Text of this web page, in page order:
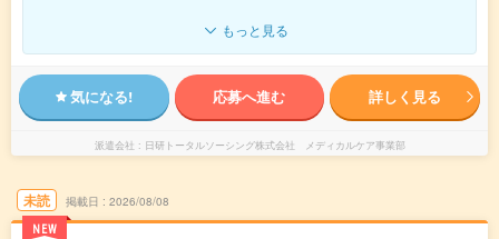
もっと見る
気になる! 応募へ進む 詳しく見る
派遣会社 日研トータルソーシング株式会社 メディカルケア事業部
未読
NEW
掲載日 2026/08/08